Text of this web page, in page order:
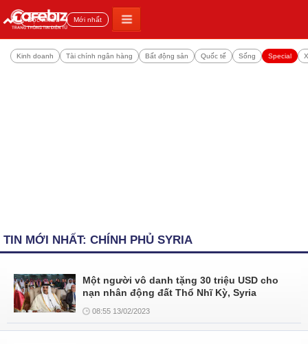
Đọc nhiều Mới nhất
Kinh doanh Tài chính ngân hàng Bất động sản Quốc tế Sống Special
TIN MỚI NHẤT: CHÍNH PHỦ SYRIA
Một người vô danh tặng 30 triệu USD cho
nạn nhân động đất Thổ Nhĩ Kỳ, Syria
08:55 13/02/2023